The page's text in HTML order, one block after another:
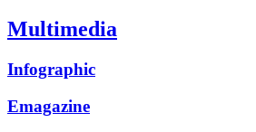
Multimedia
Infographic
Emagazine